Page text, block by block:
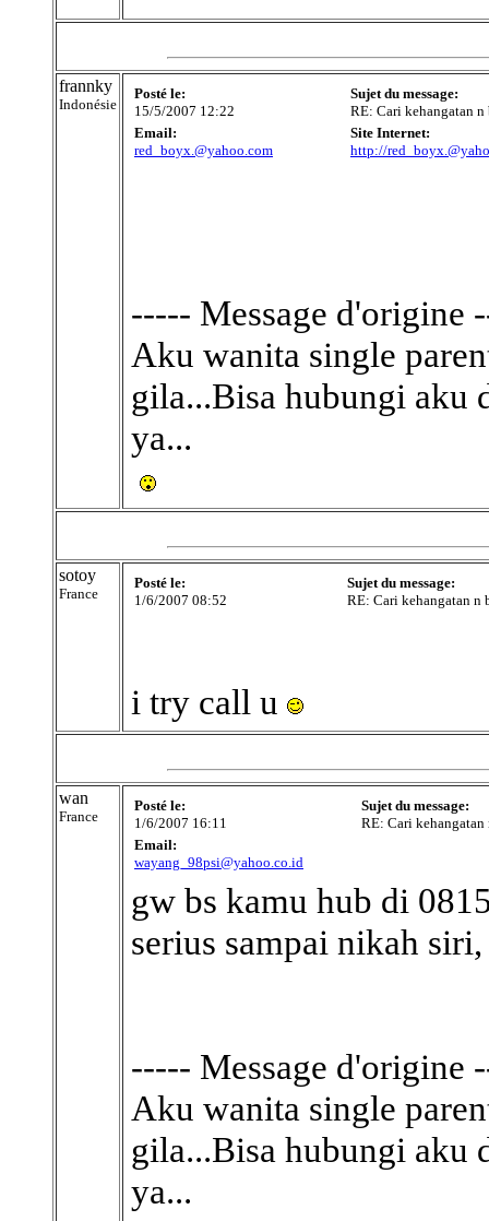
frannky
Indonésie
Posté le:
15/5/2007 12:22
Sujet du message:
RE: Cari kehangatan n
Email:
red_boyx.@yahoo.com
Site Internet:
http://
----- Message d'origine
Aku wanita single
gila...Bisa hubungi aku
ya...
sotoy
France
Posté le:
1/6/2007 08:52
Sujet du message:
RE: Cari kehangatan n
i try call u
wan
France
Posté le:
1/6/2007 16:11
Sujet du message:
RE: Cari kehangatan
Email:
wayang_98psi@yahoo.co.id
gw bs kamu hub di
serius sampai nikah
----- Message d'origine
Aku wanita single
gila...Bisa hubungi aku
ya...